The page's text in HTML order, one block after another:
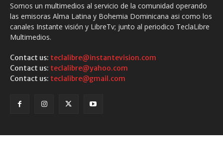
Somos un multimedios al servicio de la comunidad operando
las emisoras Alma Latina y Bohemia Dominicana asi como los
canales Instante visión y LibreTv; junto al periodico TeclaLibre
Multimedios.
Contact us: teclalibre@instantevision.com
Contact us: teclalibre@yahoo.com
Contact us: teclalibre@gmail.com